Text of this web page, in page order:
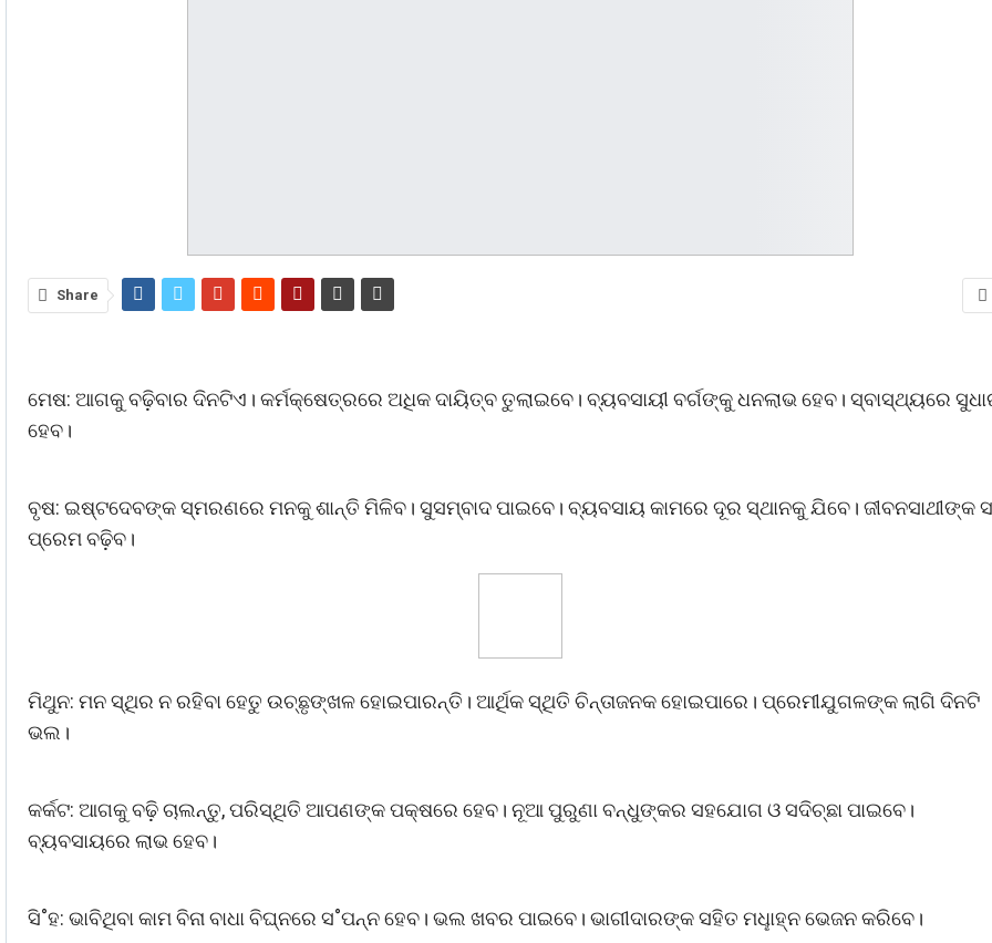
Share
ମେଷ: ଆଗକୁ ବଢ଼ିବାର ଦିନଟିଏ। କର୍ମକ୍ଷେତ୍ରରେ ଅଧିକ ଦାୟିତ୍ବ ତୁଲାଇବେ। ବ୍ୟବସାୟୀ ବର୍ଗଙ୍କୁ ଧନଲାଭ ହେବ। ସ୍ବାସ୍ଥ୍ୟରେ
ହେବ।
ବୃଷ: ଇଷ୍ଟଦେବଙ୍କ ସ୍ମରଣରେ ମନକୁ ଶାନ୍ତି ମିଳିବ। ସୁସମ୍ବାଦ ପାଇବେ। ବ୍ୟବସାୟ କାମରେ ଦୂର ସ୍ଥାନକୁ ଯିବେ। ଜୀବନସାଥୀଙ୍କ
ପ୍ରେମ ବଢ଼ିବ।
ମିଥୁନ: ମନ ସ୍ଥିର ନ ରହିବା ହେତୁ ଉଚ୍ଛୃଙ୍ଖଳ ହୋଇପାରନ୍ତି। ଆର୍ଥିକ ସ୍ଥିତି ଚିନ୍ତାଜନକ ହୋଇପାରେ। ପ୍ରେମୀଯୁଗଳଙ୍କ ଲାଗି ଦିନଟି
ଭଲ।
କର୍କଟ: ଆଗକୁ ବଢ଼ି ଚାଲନ୍ତୁ, ପରିସ୍ଥିତି ଆପଣଙ୍କ ପକ୍ଷରେ ହେବ। ନୂଆ ପୁରୁଣା ବନ୍ଧୁଙ୍କର ସହଯୋଗ ଓ ସଦିଚ୍ଛା ପାଇବେ।
ବ୍ୟବସାୟରେ ଲାଭ ହେବ।
ସି˚ହ: ଭାବିଥିବା କାମ ବିନା ବାଧା ବିଘ୍ନରେ ସ˚ପନ୍ନ ହେବ। ଭଲ ଖବର ପାଇବେ। ଭାଗୀଦାରଙ୍କ ସହିତ ମଧୢାହ୍ନ ଭେଜନ କରିବେ।